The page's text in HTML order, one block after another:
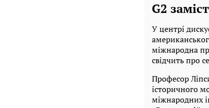
G2
У центрі
міжнародна
свідчить про
Професор
історичного
міжнародних